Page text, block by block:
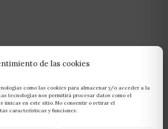
de las cookies
como las cookies para almacenar y/o acceder a la
tecnologías nos permitirá procesar datos como el
únicas en este sitio. No consentir o retirar el
características y funciones.